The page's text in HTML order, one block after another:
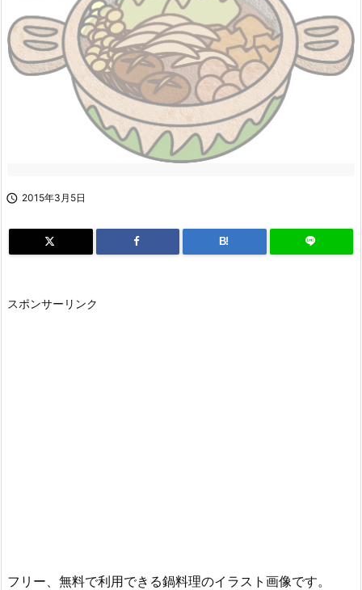
 2015年3月5日
B!
スポンサーリンク
フリー、無料で利用できる鍋料理のイラスト画像です。